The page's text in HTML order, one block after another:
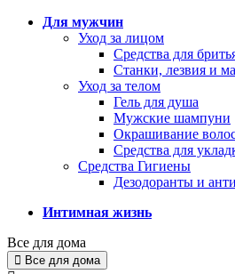
Для мужчин
Уход за лицом
Средства для
Станки, лезвия и
Уход за телом
Гель для душа
Мужские шампуни
Окрашивание
Средства для
Средства Гигиены
Дезодоранты и
Интимная жизнь
Все для дома
Все для дома